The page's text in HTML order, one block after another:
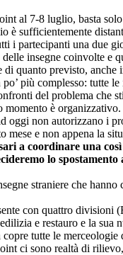
al 7-8 luglio, basta
è sufficientemente
i partecipanti una due
insegne coinvolte e
di quanto previsto,
più complesso: tutte
del problema che
momento è organizzativo.
oggi non autorizzano i
mese e non appena la
a coordinare una
lo spostamento
straniere che
con quattro divisioni
e restauro e la sua
tutte le merceologie
ci sono realtà di